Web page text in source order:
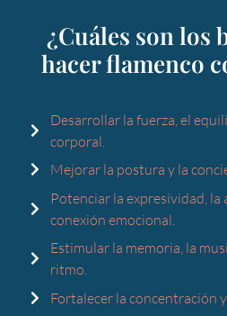
¿Cuáles son los
hacer flamenco
Desarrollar la fuerza, el
corporal.
Mejorar la postura y la
Potenciar la expresividad,
conexión emocional.
Estimular la memoria, la
ritmo.
Fortalecer la concentración